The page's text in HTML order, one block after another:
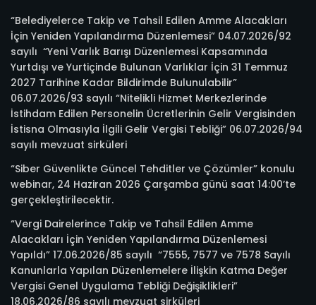
“Belediyelerce Takip ve Tahsil Edilen Amme Alacakları
İçin Yeniden Yapılandırma Düzenlemesi” 04.07.2026/92
sayılı “Yeni Varlık Barışı Düzenlemesi Kapsamında
Yurtdışı ve Yurtiçinde Bulunan Varlıklar İçin 31 Temmuz
2027 Tarihine Kadar Bildirimde Bulunulabilir”
06.07.2026/93 sayılı “Nitelikli Hizmet Merkezlerinde
İstihdam Edilen Personelin Ücretlerinin Gelir Vergisinden
İstisna Olmasıyla İlgili Gelir Vergisi Tebliği” 06.07.2026/94
sayılı mevzuat sirküleri
“Siber Güvenlikte Güncel Tehditler ve Çözümler” konulu
webinar, 24 Haziran 2026 Çarşamba günü saat 14:00’te
gerçekleştirilecektir.
“Vergi Dairelerince Takip ve Tahsil Edilen Amme
Alacakları İçin Yeniden Yapılandırma Düzenlemesi
Yapıldı” 17.06.2026/85 sayılı “7555, 7577 ve 7578 Sayılı
Kanunlarla Yapılan Düzenlemelere İlişkin Katma Değer
Vergisi Genel Uygulama Tebliği Değişiklikleri”
18.06.2026/86 sayılı mevzuat sirküleri